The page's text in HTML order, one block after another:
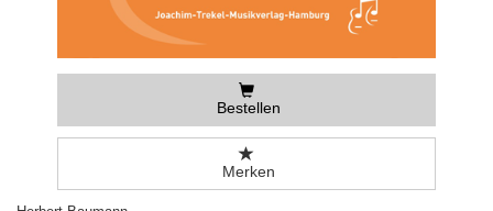
Bestellen
Merken